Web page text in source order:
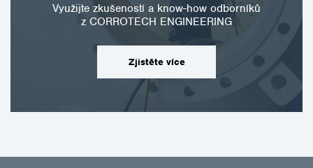
Využijte zkušeností a know-how odborníků
z CORROTECH ENGINEERING
Zjistěte více